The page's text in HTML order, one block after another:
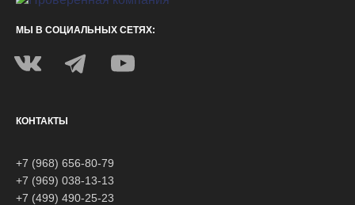
МЫ В СОЦИАЛЬНЫХ СЕТЯХ:
КОНТАКТЫ
+7 (968) 656-80-79
+7 (969) 038-13-13
+7 (499) 490-25-23